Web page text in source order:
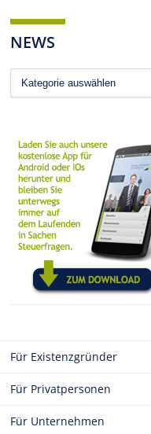
NEWS
News
Für Existenzgründer
Für Privatpersonen
Für Unternehmen